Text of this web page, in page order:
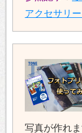
アクセサリー
写真が作れ